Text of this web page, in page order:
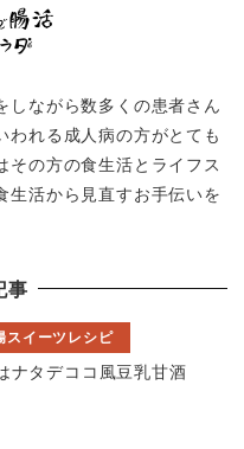
しながら数多くの患者さん
われる成人病の方がとても
その方の食生活とライフス
生活から見直すお手伝いを
事
スイーツレシピ
ナタデココ風豆乳甘酒